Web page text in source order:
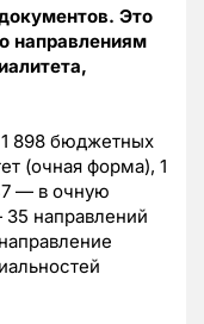
Это
направлениям
898 бюджетных
(очная форма), 1
— в очную
направлений